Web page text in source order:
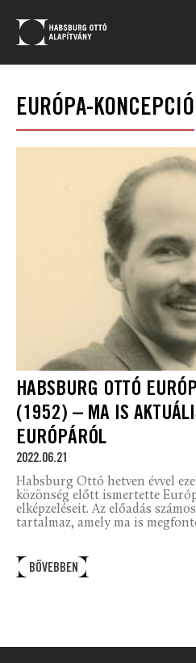
EURÓPA-KONCEPCIÓ
HABSBURG OTTÓ
(1952) – MA IS
EURÓPÁRÓL
2022.06.21
Habsburg Ottó hetven évvel
közönség előtt ismertette
elképzeléseit. Az előadás
tartalmaz, amely ma is
BŐVEBBEN